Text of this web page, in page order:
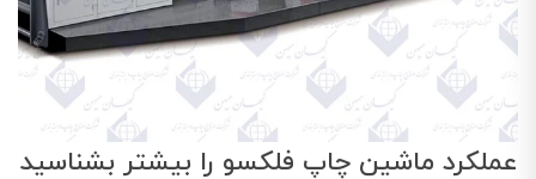
عملکرد ماشین چاپ فلکسو را بیشتر بشناسید